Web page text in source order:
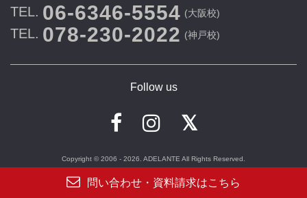
TEL. 06-6346-5554 (大阪校)
TEL. 078-230-2022 (神戸校)
Follow us
Copyright © 2006 - 2026. ADELANTE All Rights Reserved.
問い合わせ・資料請求はこちら